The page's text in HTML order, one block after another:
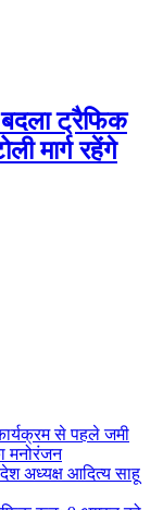
बदला ट्रैफिक
मार्ग रहेंगे
से पहले जमी
मनोरंजन
अध्यक्ष आदित्य साहू